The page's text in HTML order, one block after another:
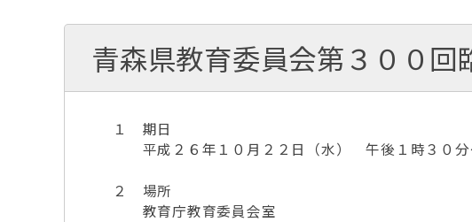
青森県教育委員会第３００回
１ 期日
平成２６年１０月２２日（水） 午後１時３０分
２ 場所
教育庁教育委員会室